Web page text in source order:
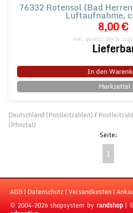
76332 Rotensol (Bad
Luftaufnahme,
8,00 €
inkl. gesetzl. MwSt.
In den
Merkzettel
Deutschland (Postleitzahlen) /
(Pfinztal)
1
AGB | Datenschutz | Versandkosten |
© 2004-2026 shopsystem by randshop|